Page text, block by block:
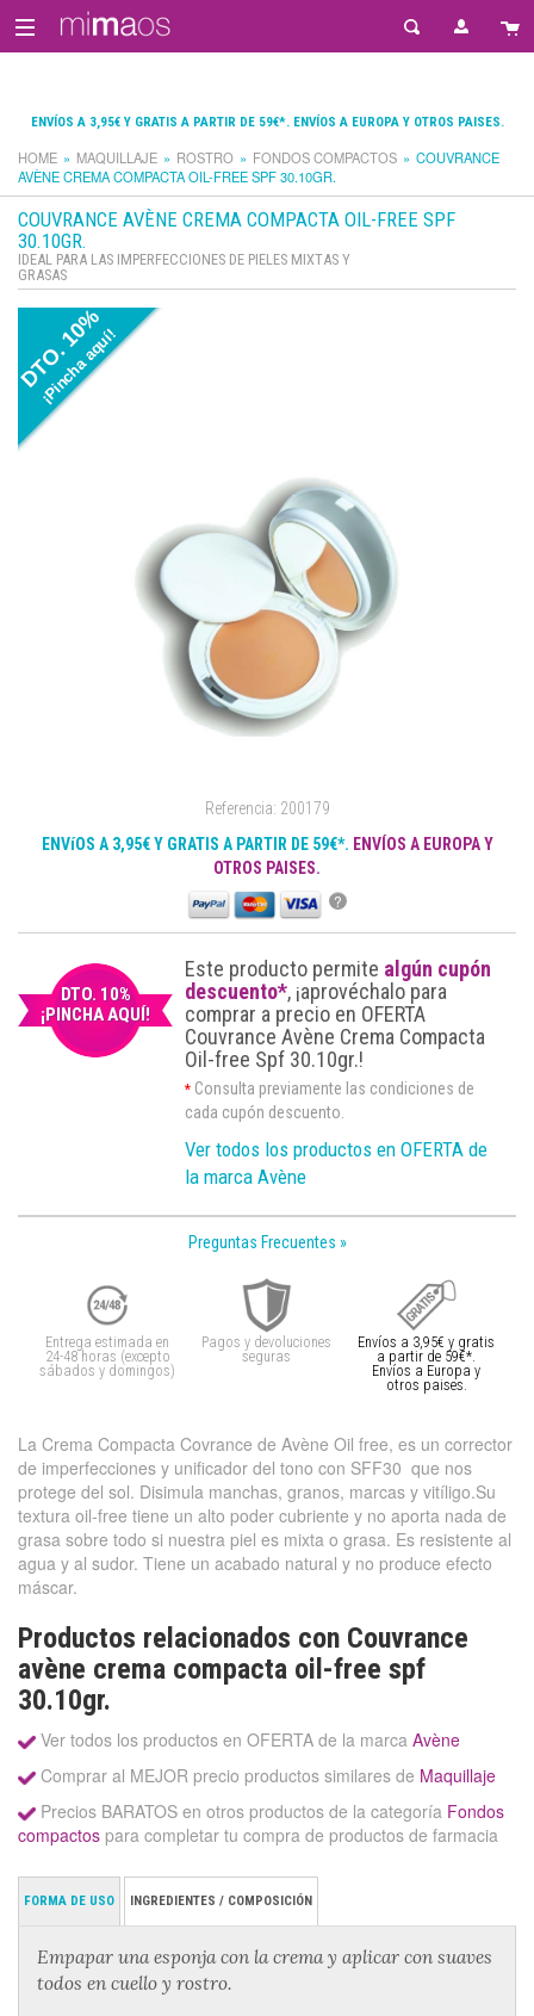
ENVÍOS A 3,95€ Y GRATIS A PARTIR DE 59€*. ENVÍOS A EUROPA Y OTROS PAISES.
HOME MAQUILLAJE ROSTRO FONDOS COMPACTOS
COUVRANCE
AVÈNE CREMA COMPACTA OIL-FREE SPF 30.10GR.
COUVRANCE AVÈNE CREMA COMPACTA OIL-FREE SPF
30.10GR.
IDEAL PARA LAS IMPERFECCIONES DE PIELES MIXTAS Y
GRASAS
DTO. 10%
¡Pincha aquí!
Referencia: 200179
ENVíOS A 3,95€ Y GRATIS A PARTIR DE 59€*. ENVÍOS A EUROPA Y
OTROS PAISES.
?
DTO. 10%
¡PINCHA AQUÍ!
Este producto permite algún cupón
descuento*, ¡aprovéchalo para
comprar a precio en OFERTA
Couvrance Avène Crema Compacta
Oil-free Spf 30.10gr.!
* Consulta previamente las condiciones de
cada cupón descuento.
Ver todos los productos en OFERTA de
la marca Avène
Preguntas Frecuentes »
Entrega estimada en
24-48 horas (excepto
sábados y domingos)
Pagos y devoluciones
seguras
Envíos a 3,95€ y gratis
a partir de 59€*.
Envíos a Europa y
otros paises.
La Crema Compacta Covrance de Avène Oil free, es un corrector
de imperfecciones y unificador del tono con SFF30 que nos
protege del sol. Disimula manchas, granos, marcas y vitíligo.Su
textura oil-free tiene un alto poder cubriente y no aporta nada de
grasa sobre todo si nuestra piel es mixta o grasa. Es resistente al
agua y al sudor. Tiene un acabado natural y no produce efecto
máscar.
Productos relacionados con Couvrance
avène crema compacta oil-free spf
30.10gr.
Ver todos los productos en OFERTA de la marca Avène
Comprar al MEJOR precio productos similares de Maquillaje
Precios BARATOS en otros productos de la categoría Fondos
compactos para completar tu compra de productos de farmacia
FORMA DE USO INGREDIENTES / COMPOSICIÓN
Empapar una esponja con la crema y aplicar con suaves
todos en cuello y rostro.